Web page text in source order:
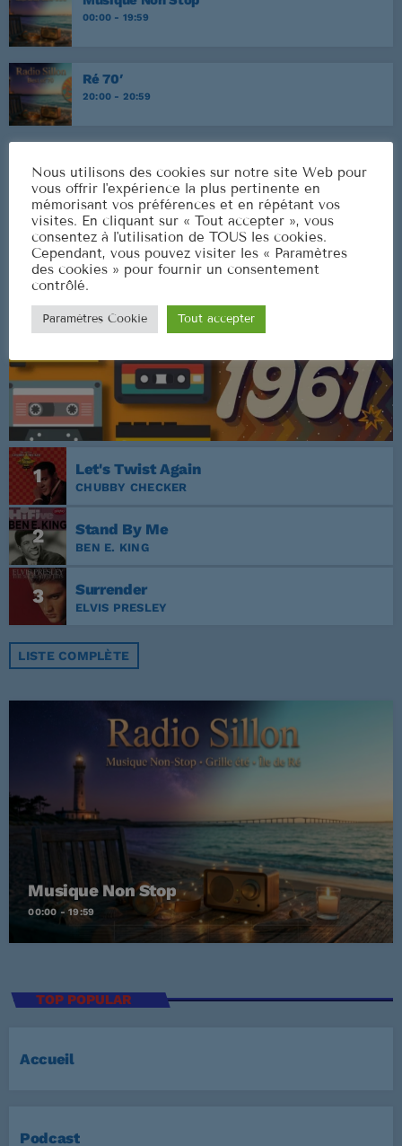
00:00 - 19:59
Ré 70′
20:00 - 20:59
CLASSEMENT
1 Let's Twist Again
CHUBBY CHECKER
2 Stand By Me
BEN E. KING
3 Surrender
ELVIS PRESLEY
LISTE COMPLÈTE
Musique Non Stop
00:00 - 19:59
TOP POPULAR
Accueil
Podcast
Nous utilisons des cookies sur notre site Web pour
vous offrir l'expérience la plus pertinente en
mémorisant vos préférences et en répétant vos
visites. En cliquant sur « Tout accepter », vous
consentez à l'utilisation de TOUS les cookies.
Cependant, vous pouvez visiter les « Paramètres
des cookies » pour fournir un consentement
contrôlé.
Paramètres Cookie Tout accepter